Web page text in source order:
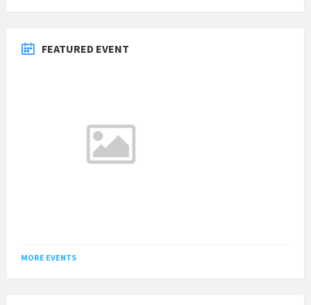
FEATURED EVENT
MORE EVENTS